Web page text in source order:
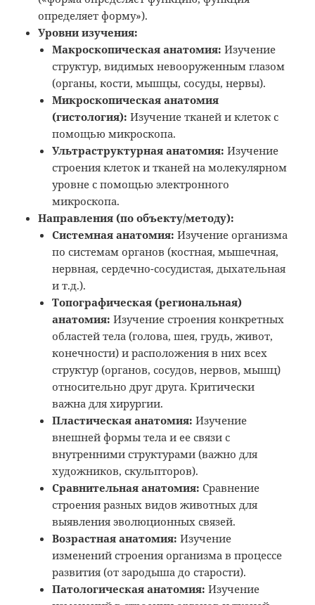
определяет форму»).
Уровни изучения:
Макроскопическая анатомия: Изучение
структур, видимых невооруженным глазом
(органы, кости, мышцы, сосуды, нервы).
Микроскопическая анатомия
(гистология): Изучение тканей и клеток с
помощью микроскопа.
Ультраструктурная анатомия: Изучение
строения клеток и тканей на молекулярном
уровне с помощью электронного
микроскопа.
Направления (по объекту/методу):
Системная анатомия: Изучение организма
по системам органов (костная, мышечная,
нервная, сердечно-сосудистая, дыхательная
и т.д.).
Топографическая (региональная)
анатомия: Изучение строения конкретных
областей тела (голова, шея, грудь, живот,
конечности) и расположения в них всех
структур (органов, сосудов, нервов, мышц)
относительно друг друга. Критически
важна для хирургии.
Пластическая анатомия: Изучение
внешней формы тела и ее связи с
внутренними структурами (важно для
художников, скульпторов).
Сравнительная анатомия: Сравнение
строения разных видов животных для
выявления эволюционных связей.
Возрастная анатомия: Изучение
изменений строения организма в процессе
развития (от зародыша до старости).
Патологическая анатомия: Изучение